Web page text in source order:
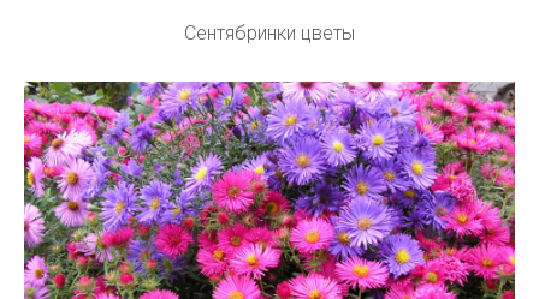
Сентябринки цветы